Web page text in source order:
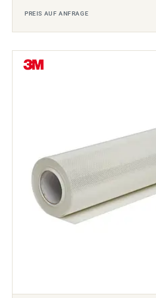
PREIS AUF ANFRAGE